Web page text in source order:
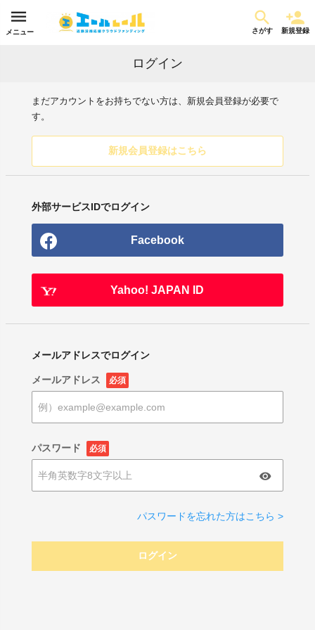
メニュー さがす 新規登録
ログイン
まだアカウントをお持ちでない方は、新規会員登録が必要で
す。
新規会員登録はこちら
外部サービスIDでログイン
Facebook
Yahoo! JAPAN ID
メールアドレスでログイン
メールアドレス 必須
パスワード 必須
パスワードを忘れた方はこちら >
ログイン